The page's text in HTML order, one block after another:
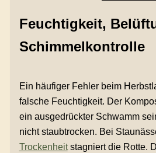
Feuchtigkeit,
Schimmelkontrolle
Ein häufiger Fehler beim
falsche Feuchtigkeit. Der
ein ausgedrückter Schwamm
nicht staubtrocken. Bei
Trockenheitstagniert die Rotte.